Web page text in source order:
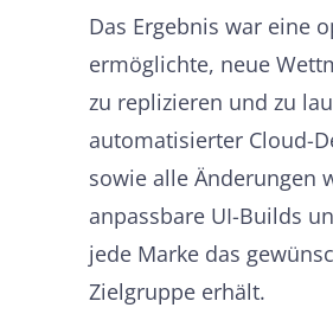
Das Ergebnis war eine
ermöglichte, neue
zu replizieren und zu
automatisierter Cloud-
sowie alle Änderungen
anpassbare UI-Builds
jede Marke das
Zielgruppe erhält.